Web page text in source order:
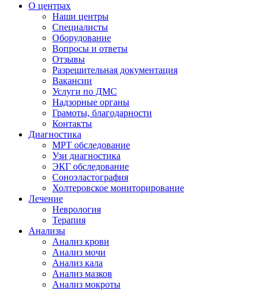
О центрах
Наши центры
Специалисты
Оборудование
Вопросы и ответы
Отзывы
Разрешительная документация
Вакансии
Услуги по ДМС
Надзорные органы
Грамоты, благодарности
Контакты
Диагностика
МРТ обследование
Узи диагностика
ЭКГ обследование
Соноэластография
Холтеровское мониторирование
Лечение
Неврология
Терапия
Анализы
Анализ крови
Анализ мочи
Анализ кала
Анализ мазков
Анализ мокроты